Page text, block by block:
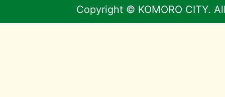
Copyright © KOMORO CITY.